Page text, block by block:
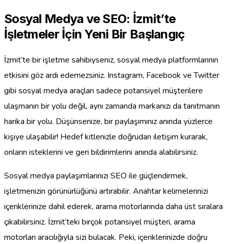
Sosyal Medya ve SEO: İzmit’te
İşletmeler İçin Yeni Bir Başlangıç
İzmit’te bir işletme sahibiyseniz, sosyal medya platformlarının
etkisini göz ardı edemezsiniz. Instagram, Facebook ve Twitter
gibi sosyal medya araçları sadece potansiyel müşterilere
ulaşmanın bir yolu değil, aynı zamanda markanızı da tanıtmanın
harika bir yolu. Düşünsenize, bir paylaşımınız anında yüzlerce
kişiye ulaşabilir! Hedef kitlenizle doğrudan iletişim kurarak,
onların isteklerini ve geri bildirimlerini anında alabilirsiniz.
Sosyal medya paylaşımlarınızı SEO ile güçlendirmek,
işletmenizin görünürlüğünü artırabilir. Anahtar kelimelerinizi
içeriklerinize dahil ederek, arama motorlarında daha üst sıralara
çıkabilirsiniz. İzmit’teki birçok potansiyel müşteri, arama
motorları aracılığıyla sizi bulacak. Peki, içeriklerinizde doğru